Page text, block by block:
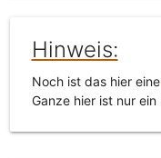
Hinweis:
Noch ist das hier
Ganze hier ist nur